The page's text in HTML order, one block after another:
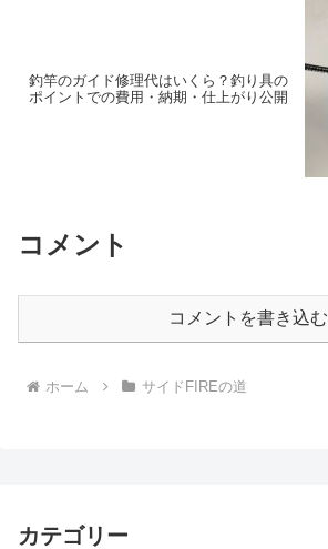
釣竿のガイド修理代はいくら？釣り具の
ポイントでの費用・納期・仕上がり公開
コメント
コメントを書き込む
ホーム サイドFIREの道
カテゴリー